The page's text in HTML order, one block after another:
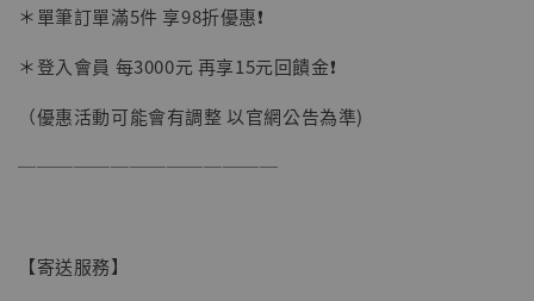
＊單筆訂單滿5件 享98折優惠❗️
＊登入會員 每3000元 再享15元回饋金❗️
（優惠活動可能會有調整 以官網公告為準)
──────────────
【寄送服務】